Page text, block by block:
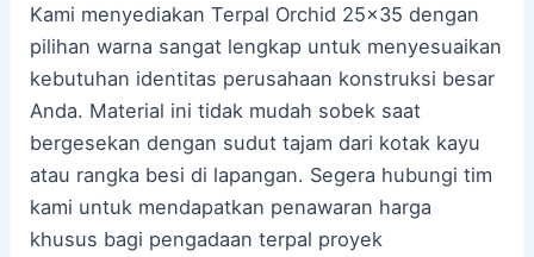
Kami menyediakan Terpal Orchid 25×35 dengan
pilihan warna sangat lengkap untuk menyesuaikan
kebutuhan identitas perusahaan konstruksi besar
Anda. Material ini tidak mudah sobek saat
bergesekan dengan sudut tajam dari kotak kayu
atau rangka besi di lapangan. Segera hubungi tim
kami untuk mendapatkan penawaran harga
khusus bagi pengadaan terpal proyek